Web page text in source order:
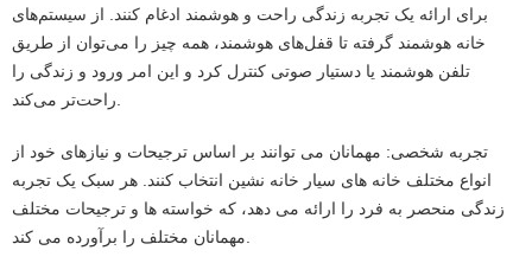
برای ارائه یک تجربه زندگی راحت و هوشمند ادغام کنند. از سیستم‌های
خانه هوشمند گرفته تا قفل‌های هوشمند، همه چیز را می‌توان از طریق
تلفن هوشمند یا دستیار صوتی کنترل کرد و این امر ورود و زندگی را
تجربه شخصی: مهمانان می توانند بر اساس ترجیحات و نیازهای خود از
انواع مختلف خانه های سیار خانه نشین انتخاب کنند. هر سبک یک تجربه
زندگی منحصر به فرد را ارائه می دهد، که خواسته ها و ترجیحات مختلف